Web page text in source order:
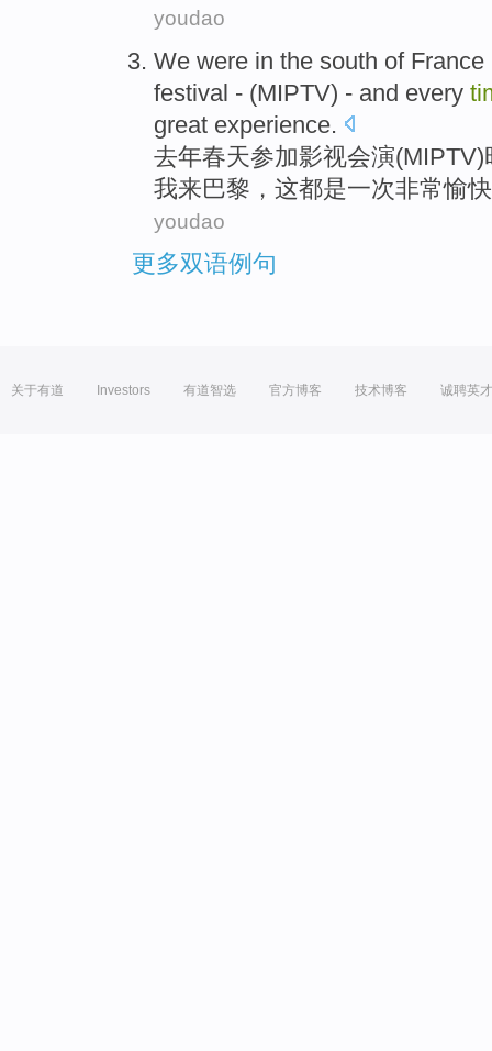
youdao
We were in the south of France
festival - (MIPTV) - and every
great experience.
去年春天参加影视会演(MIPTV)
我来巴黎 ， 这都是一次非常愉快
youdao
更多双语例句
关于有道 Investors 有道智选 官方博客 技术博客 诚聘英才